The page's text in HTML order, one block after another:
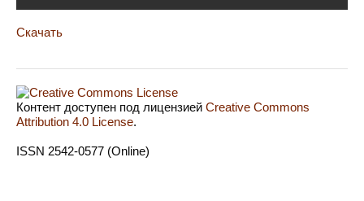
Скачать
Контент доступен под лицензией Creative Commons
Attribution 4.0 License.
ISSN 2542-0577 (Online)